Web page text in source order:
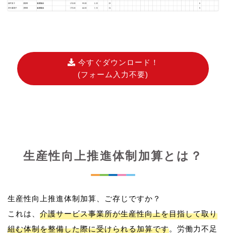
今すぐダウンロード！
(フォーム入力不要)
生産性向上推進体制加算とは？
生産性向上推進体制加算、ご存じですか？
これは、 介護サービス事業所が生産性向上を目指して取り
組む体制を整備した際に受けられる加算です。労働力不足